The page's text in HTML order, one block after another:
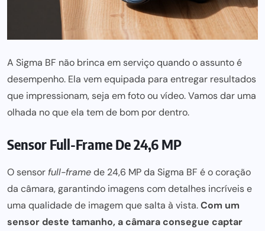
A Sigma BF não brinca em serviço quando o assunto é
desempenho. Ela vemequipada para entregar resultados
que impressionam, seja em foto ou vídeo. Vamos dar uma
olhada no que ela tem de bom por dentro.
Sensor Full-Frame De 24,6 MP
O sensor full-framede 24,6 MP da Sigma BF é o coração
da câmara, garantindo imagens com detalhes incríveis e
uma qualidade de imagem que salta à vista.Com um
sensor deste tamanho, a câmara consegue captar